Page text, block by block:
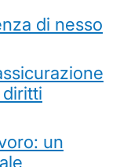
di nesso
un